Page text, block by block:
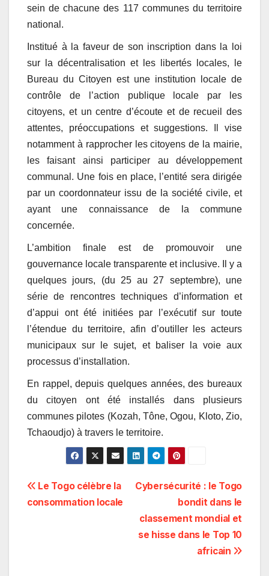
sein de chacune des 117 communes du territoire
national.
Institué à la faveur de son inscription dans la loi
sur la décentralisation et les libertés locales, le
Bureau du Citoyen est une institution locale de
contrôle de l’action publique locale par les
citoyens, et un centre d’écoute et de recueil des
attentes, préoccupations et suggestions. Il vise
notamment à rapprocher les citoyens de la mairie,
les faisant ainsi participer au développement
communal. Une fois en place, l’entité sera dirigée
par un coordonnateur issu de la société civile, et
ayant une connaissance de la commune
concernée.
L’ambition finale est de promouvoir une
gouvernance locale transparente et inclusive. Il y a
quelques jours, (du 25 au 27 septembre), une
série de rencontres techniques d’information et
d’appui ont été initiées par l’exécutif sur toute
l’étendue du territoire, afin d’outiller les acteurs
municipaux sur le sujet, et baliser la voie aux
processus d’installation.
En rappel, depuis quelques années, des bureaux
du citoyen ont été installés dans plusieurs
communes pilotes (Kozah, Tône, Ogou, Kloto, Zio,
Tchaoudjo) à travers le territoire.
Navigation
de
Cybersécurité : le Togo
bondit dans le
classement mondial et
se hisse dans le Top 10
africain
Le Togo célèbre la
consommation locale